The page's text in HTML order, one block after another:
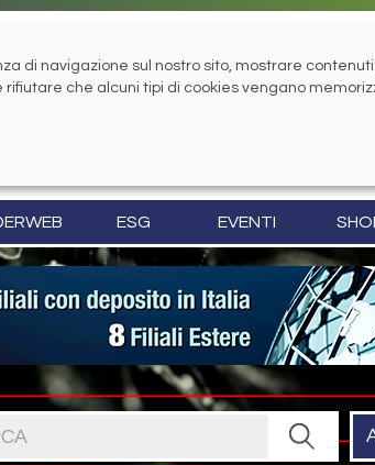
ESG EVENTI
di navigazione sul nostro sito, mostrare
che alcuni tipi di cookies vengano